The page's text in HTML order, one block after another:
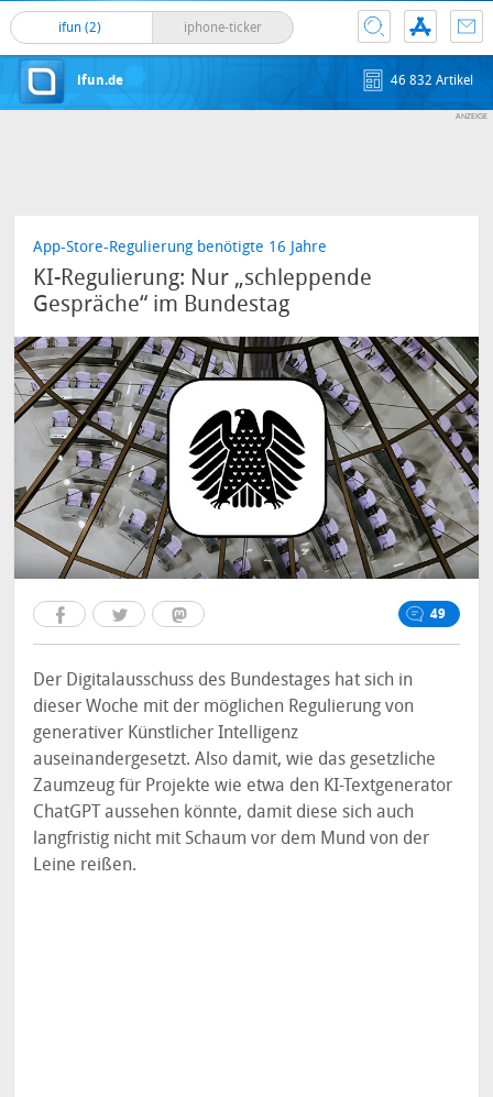
ifun (2) iphone-ticker
ifun.de 46 832 Artikel
App-Store-Regulierung benötigte 16 Jahre
KI-Regulierung: Nur „schleppende
Gespräche“ im Bundestag
49
Der Digitalausschuss des Bundestages hat sich in
dieser Woche mit der möglichen Regulierung von
generativer Künstlicher Intelligenz
auseinandergesetzt. Also damit, wie das gesetzliche
Zaumzeug für Projekte wie etwa den KI-Textgenerator
ChatGPT aussehen könnte, damit diese sich auch
langfristig nicht mit Schaum vor dem Mund von der
Leine reißen.